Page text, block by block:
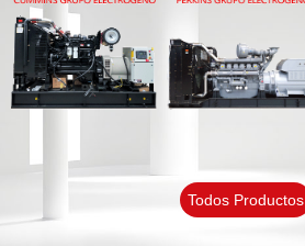
Todos Productos